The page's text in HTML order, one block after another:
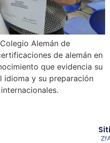
Alemán de
de alemán en
que evidencia su
idioma y su preparación